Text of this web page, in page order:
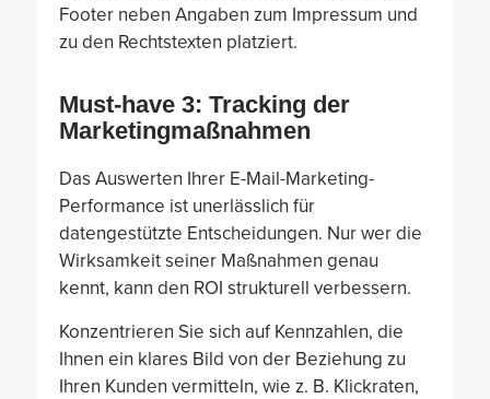
Footer neben Angaben zum Impressum und
zu den Rechtstexten platziert.
Must-have 3: Tracking der
Marketingmaßnahmen
Das Auswerten Ihrer E-Mail-Marketing-
Performance ist unerlässlich für
datengestützte Entscheidungen. Nur wer die
Wirksamkeit seiner Maßnahmen genau
kennt, kann den ROI strukturell verbessern.
Konzentrieren Sie sich auf Kennzahlen, die
Ihnen ein klares Bild von der Beziehung zu
Ihren Kunden vermitteln, wie z. B. Klickraten,